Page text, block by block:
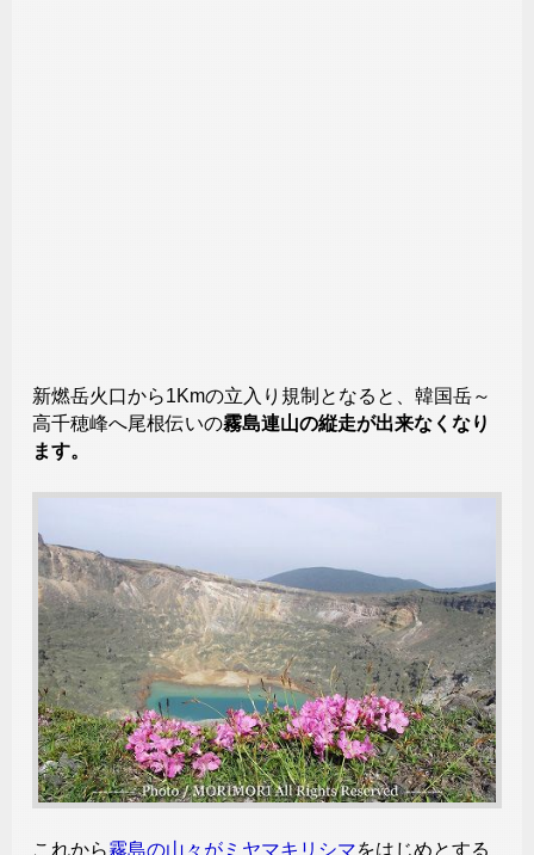
新燃岳火口から1Kmの立入り規制となると、韓国岳～
高千穂峰へ尾根伝いの霧島連山の縦走が出来なくなり
ます。
これから霧島の山々がミヤマキリシマをはじめとする